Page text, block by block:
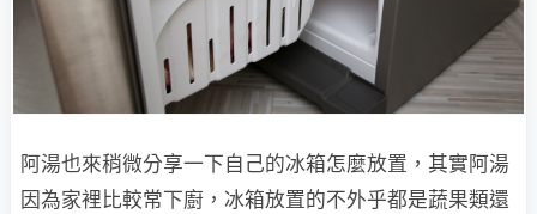
阿湯也來稍微分享一下自己的冰箱怎麼放置，其實阿湯
因為家裡比較常下廚，冰箱放置的不外乎都是蔬果類還